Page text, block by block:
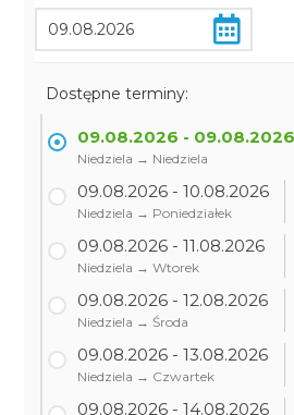
Dostępne terminy:
09.08.2026 - 09.08.2026
Niedziela → Niedziela
09.08.2026 - 10.08.2026
Niedziela → Poniedziałek
09.08.2026 - 11.08.2026
Niedziela → Wtorek
09.08.2026 - 12.08.2026
Niedziela → Środa
09.08.2026 - 13.08.2026
Niedziela → Czwartek
09.08.2026 - 14.08.2026